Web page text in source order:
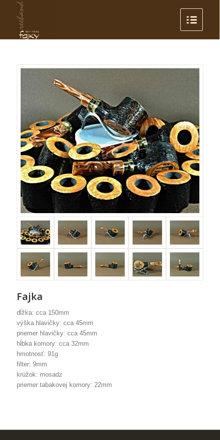
Fajka
dĺžka: cca 150mm
výška hlavičky: cca 45mm
priemer hlavičky: cca 45mm
hĺbka komory: cca 32mm
hmotnosť: 91g
filter: 9mm
krúžok: mosadz
priemer tabakovej komory: 22mm